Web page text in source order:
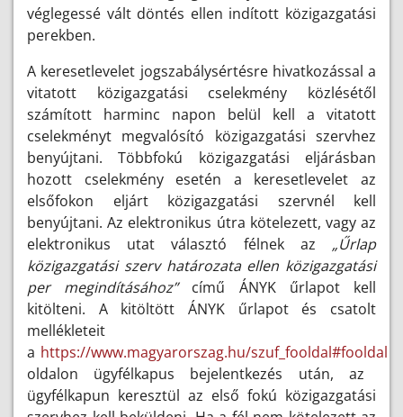
véglegessé vált döntés ellen indított közigazgatási
perekben.
A keresetlevelet jogszabálysértésre hivatkozással a
vitatott közigazgatási cselekmény közlésétől
számított harminc napon belül kell a vitatott
cselekményt megvalósító közigazgatási szervhez
benyújtani. Többfokú közigazgatási eljárásban
hozott cselekmény esetén a keresetlevelet az
elsőfokon eljárt közigazgatási szervnél kell
benyújtani. Az elektronikus útra kötelezett, vagy az
elektronikus utat választó félnek az „Űrlap
közigazgatási szerv határozata ellen közigazgatási
per megindításához” című ÁNYK űrlapot kell
kitölteni. A kitöltött ÁNYK űrlapot és csatolt
mellékleteit
a https://www.magyarorszag.hu/szuf_fooldal#fooldal
oldalon ügyfélkapus bejelentkezés után, az
ügyfélkapun keresztül az első fokú közigazgatási